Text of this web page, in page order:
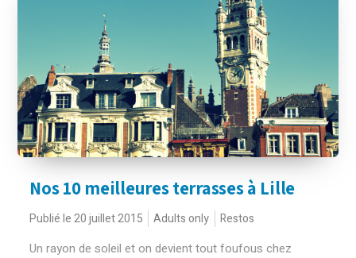
Nos 10 meilleures terrasses à Lille
Publié le 20 juillet 2015 Adults only Restos
Un rayon de soleil et on devient tout foufous chez